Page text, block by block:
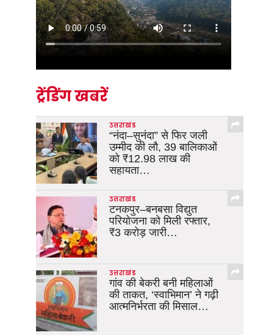
ट्रेंडिंग खबरें
उत्तराखंड
“नंदा–सुनंदा” से फिर जली
उम्मीद की लौ, 39 बालिकाओं
को ₹12.98 लाख की
सहायता…
उत्तराखंड
टनकपुर–बनबसा विद्युत
परियोजना को मिली रफ्तार,
₹3 करोड़ जारी…
उत्तराखंड
गांव की बेकरी बनी महिलाओं
की ताकत, ‘स्वाभिमान’ ने गढ़ी
आत्मनिर्भरता की मिसाल…